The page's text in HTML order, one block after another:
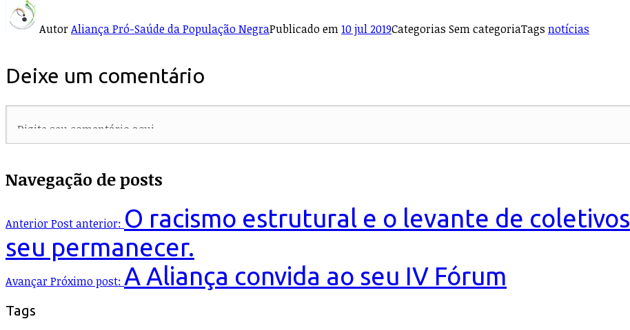
AutorAliança Pró-Saúde da População NegraPublicado em10 jul 2019Categorias Sem categoriaTags notícias
Deixe um comentário
Navegação de posts
AnteriorPost anterior: O racismo estrutural e o levante de
seu permanecer.
AvançarPróximo post: A Aliança convida ao seu IV Fórum
Tags